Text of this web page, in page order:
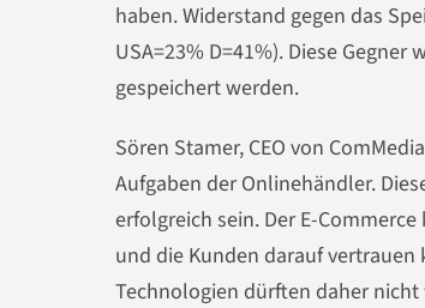
haben. Widerstand gegen das
USA=23% D=41%). Diese
gespeichert werden.
Sören Stamer, CEO von
Aufgaben der Onlinehändler.
erfolgreich sein. Der E-
und die Kunden darauf
Technologien dürften daher